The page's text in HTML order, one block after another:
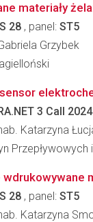
materiały
28 , panel: ST5
Grzybek
3 Call 2024
Katarzyna
28 , panel: ST5
Katarzyna